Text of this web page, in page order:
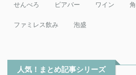
せんべろ ビアバー ワイン
ファミレス飲み 泡盛
人気！まとめ記事シリーズ